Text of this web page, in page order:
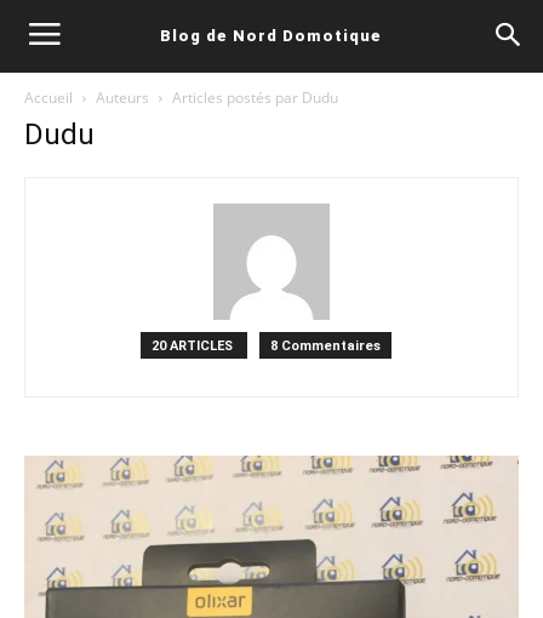
Blog de Nord Domotique
Accueil Auteurs Articles postés par Dudu
Dudu
20 ARTICLES 8 Commentaires